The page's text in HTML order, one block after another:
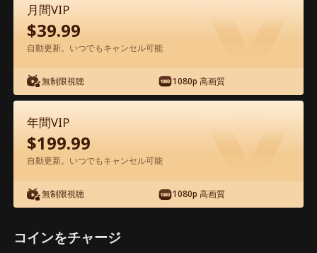
エピソード35 - 億万長者CEOの隠された
欲望 映画フル
0-49 50-68
35 38
月間VIP
$39.99
自動更新。いつでもキャンセル可能
無制限視聴 1080p 高画質
年間VIP
$199.99
自動更新。いつでもキャンセル可能
無制限視聴 1080p 高画質
コインをチャージ